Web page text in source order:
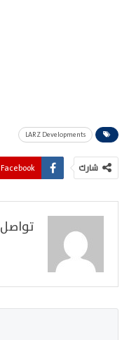
LARZ Developments
شارك Facebook
تواصل 24